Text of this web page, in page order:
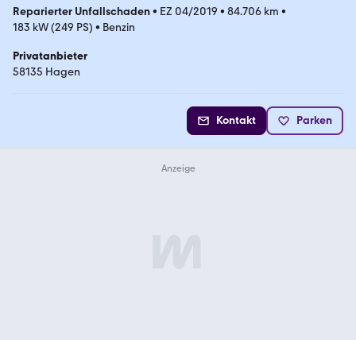
Reparierter Unfallschaden• EZ 04/2019 • 84.706 km •
183 kW (249 PS) • Benzin
Privatanbieter
58135 Hagen
Kontakt Parken